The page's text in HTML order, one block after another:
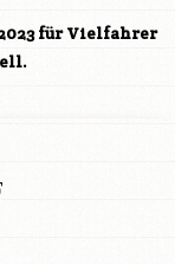
für Vielfahrer